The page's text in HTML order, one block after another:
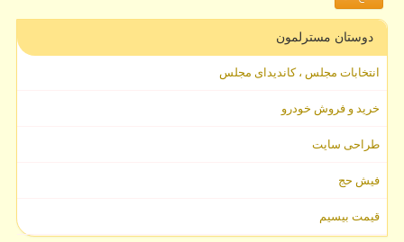
دوستان مسترلمون
انتخابات مجلس ، کاندیدای مجلس
خرید و فروش خودرو
طراحی سایت
فیش حج
قیمت بیسیم